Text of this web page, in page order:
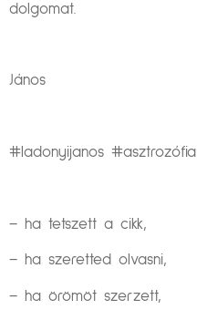
dolgomat.
János
#ladonyijanos #asztrozófia
– ha tetszett a cikk,
– ha szeretted olvasni,
– ha örömöt szerzett,